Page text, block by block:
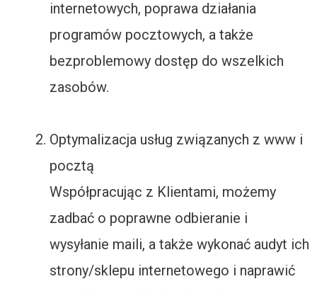
internetowych, poprawa działania
programów pocztowych, a także
bezproblemowy dostęp do wszelkich
zasobów.
Optymalizacja usług związanych z www i
pocztą
Współpracując z Klientami, możemy
zadbać o poprawne odbieranie i
wysyłanie maili, a także wykonać audyt ich
strony/sklepu internetowego i naprawić